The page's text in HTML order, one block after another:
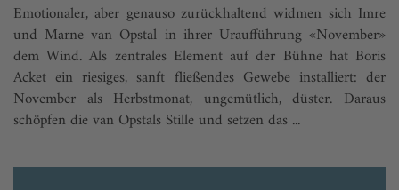
Emotionaler, aber genauso zurückhaltend widmen sich Imre
und Marne van Opstal in ihrer Uraufführung «November»
dem Wind. Als zentrales Element auf der Bühne hat Boris
Acket ein riesiges, sanft fließendes Gewebe installiert: der
November als Herbstmonat, ungemütlich, düster. Daraus
schöpfen die van Opstals Stille und setzen das ...